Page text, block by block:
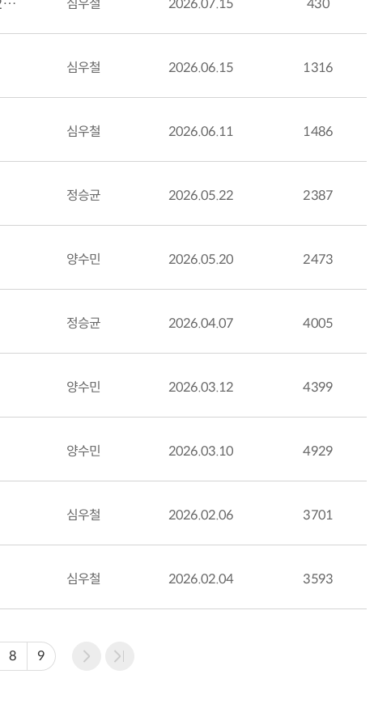
'26년 33주차 종합(이월 동원훈련 2형, 이월 전후반기 작계) 훈련 안내('26. 8. 18 ~ ... 심우철 2026.07.15 430
심우철 2026.06.15 1316
심우철 2026.06.11 1486
정승균 2026.05.22 2387
양수민 2026.05.20 2473
정승균 2026.04.07 4005
양수민 2026.03.12 4399
양수민 2026.03.10 4929
심우철 2026.02.06 3701
심우철 2026.02.04 3593
8 9